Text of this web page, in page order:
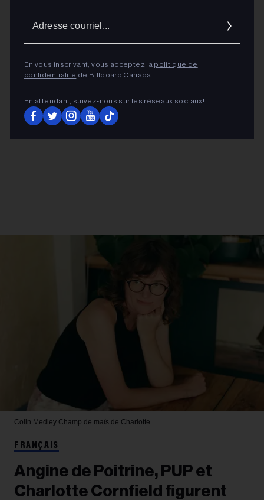
ADVERTISEMENT
En vous inscrivant, vous acceptez la politique de
confidentialité de Billboard Canada.
En attendant, suivez‑nous sur les réseaux sociaux!
Colin Medley Champ de maïs de Charlotte
FRANÇAIS
Angine de Poitrine, PUP et
Charlotte Cornfield figurent